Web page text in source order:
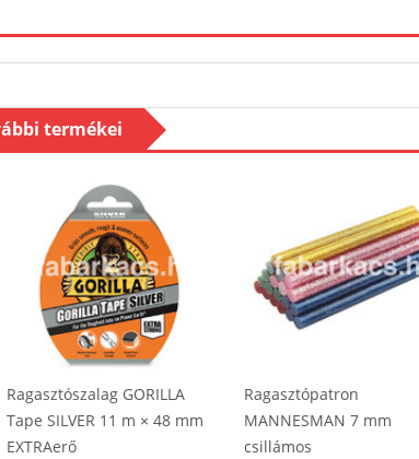
termékei
Ragasztószalag GORILLA
Tape SILVER 11 m × 48 mm
EXTRAerő
Ragasztópatron
MANNESMAN 7 mm
csillámos